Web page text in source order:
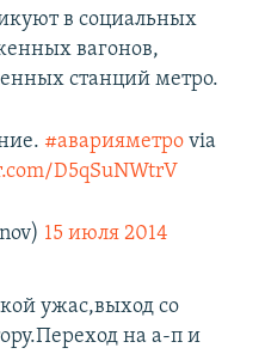
в социальных
вагонов,
станций метро.
#аварияметро via
D5qSuNWtrV
15 июля 2014
ужас,выход со
на а-п и